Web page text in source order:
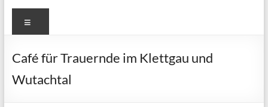
Café für Trauernde im Klettgau und
Wutachtal